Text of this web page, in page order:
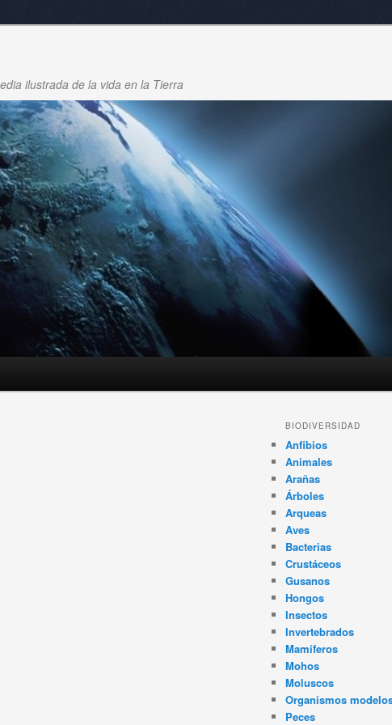
ilustrada de la vida en la Tierra
Navegador
de
artículos
BIODIVERSIDAD
Anfibios
Animales
Arañas
Árboles
Arqueas
Aves
Bacterias
Crustáceos
Gusanos
Hongos
Insectos
Invertebrados
Mamíferos
Mohos
Moluscos
Organismos
Peces